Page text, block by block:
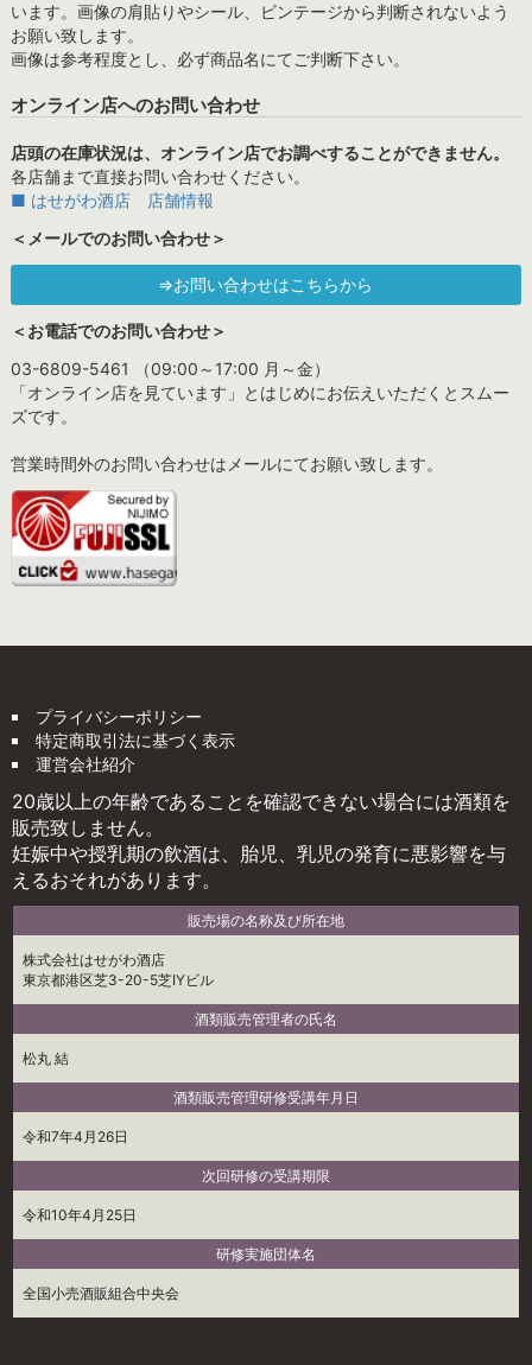
います。画像の肩貼りやシール、ビンテージから判断されないよう
お願い致します。
画像は参考程度とし、必ず商品名にてご判断下さい。
オンライン店へのお問い合わせ
店頭の在庫状況は、オンライン店でお調べすることができません。
各店舗まで直接お問い合わせください。
■ はせがわ酒店 店舗情報
＜メールでのお問い合わせ＞
⇒お問い合わせはこちらから
＜お電話でのお問い合わせ＞
03-6809-5461 （09:00～17:00 月～金）
「オンライン店を見ています」とはじめにお伝えいただくとスムー
ズです。
営業時間外のお問い合わせはメールにてお願い致します。
プライバシーポリシー
特定商取引法に基づく表示
運営会社紹介
20歳以上の年齢であることを確認できない場合には酒類を
販売致しません。
妊娠中や授乳期の飲酒は、胎児、乳児の発育に悪影響を与
えるおそれがあります。
販売場の名称及び所在地
株式会社はせがわ酒店
東京都港区芝3-20-5芝IYビル
酒類販売管理者の氏名
松丸 結
酒類販売管理研修受講年月日
令和7年4月26日
次回研修の受講期限
令和10年4月25日
研修実施団体名
全国小売酒販組合中央会